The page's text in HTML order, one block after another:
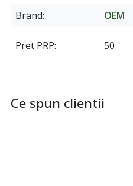
Brand
OEM
Pret PRP 50
Ce spun clientii